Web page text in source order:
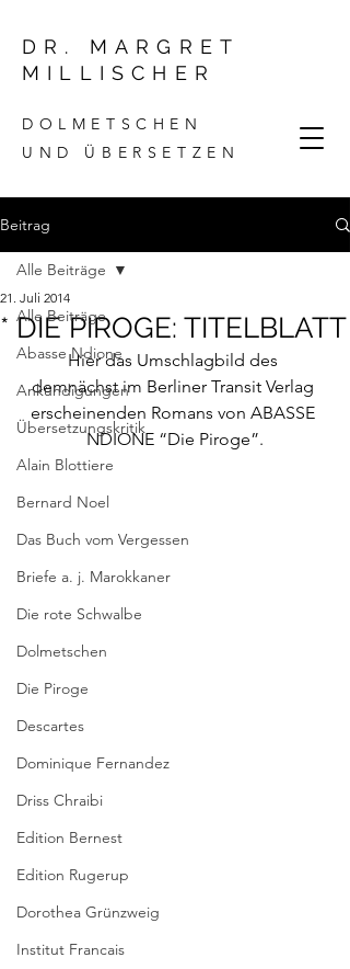
DR. MARGRET
MILLISCHER
DOLMETSCHEN
UND ÜBERSETZEN
Beitrag
Alle Beiträge
Abasse Ndione
Ankündigungen
Übersetzungskritik
Alain Blottiere
Bernard Noel
Das Buch vom Vergessen
Briefe a. j. Marokkaner
Die rote Schwalbe
Dolmetschen
Die Piroge
Descartes
Dominique Fernandez
Driss Chraibi
Edition Bernest
Edition Rugerup
Dorothea Grünzweig
Institut Francais
Alle Beiträge
* DIE PIROGE: TITELBLATT
21. Juli 2014
Hier das Umschlagbild des
demnächst im Berliner Transit Verlag
erscheinenden Romans von ABASSE
NDIONE “Die Piroge”.